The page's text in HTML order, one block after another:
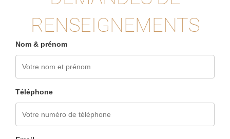
RENSEIGNEMENTS
Nom & prénom
Téléphone